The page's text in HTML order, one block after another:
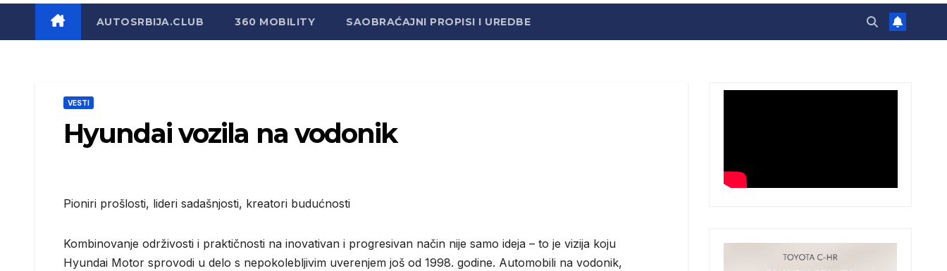
AUTOSRBIJA.CLUB 360 MOBILITY SAOBRAĆAJNI PROPISI I UREDBE
VESTI
Hyundai vozila na vodonik
Pioniri prošlosti, lideri sadašnjosti, kreatori budućnosti
Kombinovanje održivosti i praktičnosti na inovativan i progresivan način nije samo ideja – to je vizija koju
Hyundai Motor sprovodi u delo s nepokolebljivim uverenjem još od 1998. godine. Automobili na vodonik,